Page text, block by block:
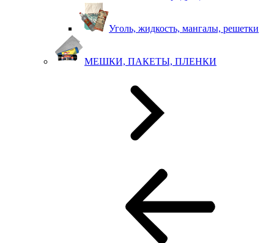
Уголь, жидкость, мангалы, решетки
МЕШКИ, ПАКЕТЫ, ПЛЕНКИ